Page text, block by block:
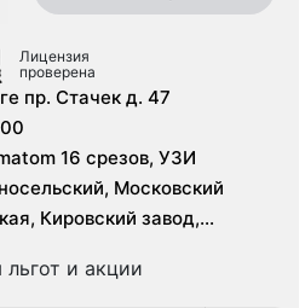
Лицензия
проверена
пр. Стачек д. 47
16 срезов, УЗИ
Московский
Кировский завод,
и акции